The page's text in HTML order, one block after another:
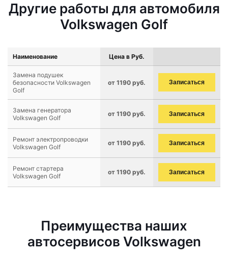
Другие работы для автомобиля
Volkswagen Golf
Наименование Цена в Руб.
Замена подушек
безопасности Volkswagen
Golf
от 1190 руб. Записаться
Замена генератора
Volkswagen Golf
от 1190 руб. Записаться
Ремонт электропроводки
Volkswagen Golf
от 1190 руб. Записаться
Ремонт стартера
Volkswagen Golf
от 1190 руб. Записаться
Преимущества наших
автосервисов Volkswagen